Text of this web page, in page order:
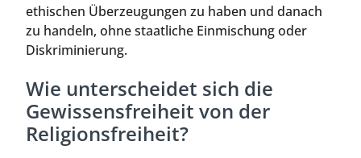
ethischen Überzeugungen zu haben und danach
zu handeln, ohne staatliche Einmischung oder
Diskriminierung.
Wie unterscheidet sich die
Gewissensfreiheit von der
Religionsfreiheit?